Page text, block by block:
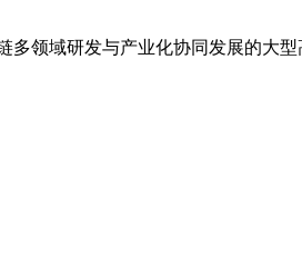
多领域研发与产业化协同发展的大